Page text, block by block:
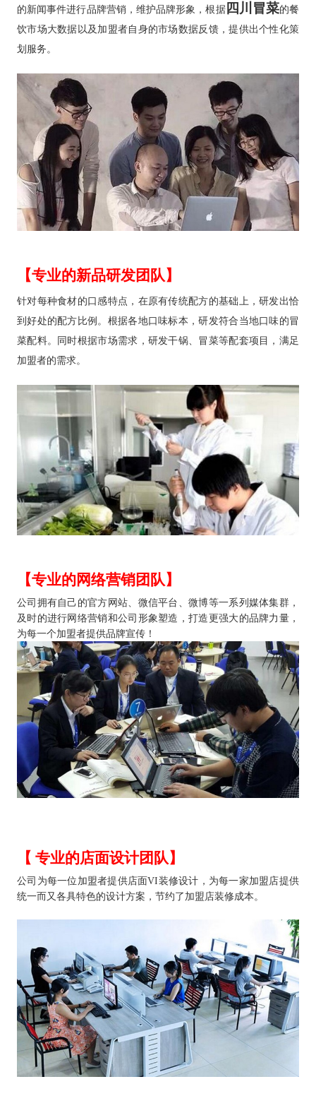
的新闻事件进行品牌营销，维护品牌形象，根据四川冒菜的餐
饮市场大数据以及加盟者自身的市场数据反馈，提供出个性化策
划服务。
【专业的新品研发团队】
针对每种食材的口感特点，在原有传统配方的基础上，研发出恰
到好处的配方比例。根据各地口味标本，研发符合当地口味的冒
菜配料。同时根据市场需求，研发干锅、冒菜等配套项目，满足
加盟者的需求。
【专业的网络营销团队】
公司拥有自己的官方网站、微信平台、微博等一系列媒体集群，
及时的进行网络营销和公司形象塑造，打造更强大的品牌力量，
为每一个加盟者提供品牌宣传！
【 专业的店面设计团队】
公司为每一位加盟者提供店面VI装修设计，为每一家加盟店提供
统一而又各具特色的设计方案，节约了加盟店装修成本。